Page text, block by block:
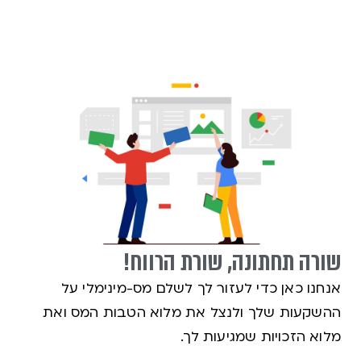
שורה תחתונה, שורת הרווח!
אנחנו כאן כדי לעזור לך לשלם מס-מינימלי על
ההשקעות שלך ולנצל את מלוא הטבות המס ואת
מלוא הזכויות שמגיעות לך.